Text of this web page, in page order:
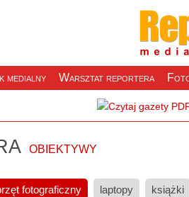
medialny Warsztat reportera
obiektywy
fotograficzny laptopy książki